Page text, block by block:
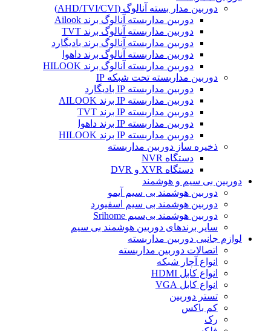
دوربین مدار بسته آنالوگ (AHD/TVI/CVI)
دوربین مداربسته آنالوگ برند Ailook
دوربین مداربسته آنالوگ برند TVT
دوربین مداربسته آنالوگ برند بادیگارد
دوربین مداربسته آنالوگ برند داهوا
دوربین مداربسته آنالوگ برند HILOOK
دوربین مداربسته تحت شبکه IP
دوربین مداربسته IP بادیگارد
دوربین مداربسته IP برند AILOOK
دوربین مداربسته IP برند TVT
دوربین مداربسته IP برند داهوا
دوربین مداربسته IP برند HILOOK
ذخیره ساز دوربین مداربسته
دستگاه NVR
دستگاه XVR و DVR
دوربین بی سیم و هوشمند
دوربین هوشمند بی سیم آیمو
دوربین هوشمند بی سیم اسفیورد
دوربین هوشمند بی‌سیم Srihome
سایر برندهای دوربین هوشمند بی سیم
لوازم جانبی دوربین مداربسته
اتصالات دوربین مداربسته
انواع آچار شبکه
انواع کابل HDMI
انواع کابل VGA
تستر دوربین
کم باکس
رک